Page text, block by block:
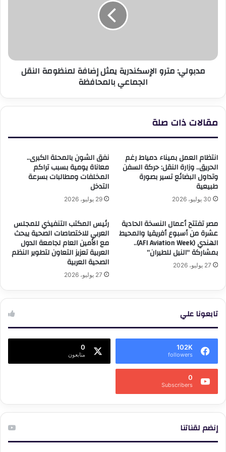
بالمحافظة
مدبولي: مترو الإسكندرية يمثل إضافة لمنظومة النقل
الجماعي بالمحافظة
مقالات ذات صلة
انتظام العمل بميناء دمياط رغم
الحريق.. وزارة النقل: حركة السفن
وتداول البضائع تسير بصورة
طبيعية
30 يوليو، 2026
نفق الشون بالمحلة الكبرى..
معاناة يومية بسبب تراكم
المخلفات ومطالبات بسرعة
التدخل
29 يوليو، 2026
مصر تفتتح أعمال النسخة الحادية
عشرة من أسبوع أفريقيا والمحيط
الهندي (AFI Aviation Week)..
بمشاركة “النيل للطيران”
27 يوليو، 2026
رئيس المكتب التنفيذي للمجلس
العربي للاختصاصات الصحية يبحث
مع الأمين العام لجامعة الدول
العربية تعزيز التعاون لتطوير النظم
الصحية العربية
27 يوليو، 2026
تابعونا علي
102K
followers
0
متابعون
0
Subscribers
إنضم لقناتنا